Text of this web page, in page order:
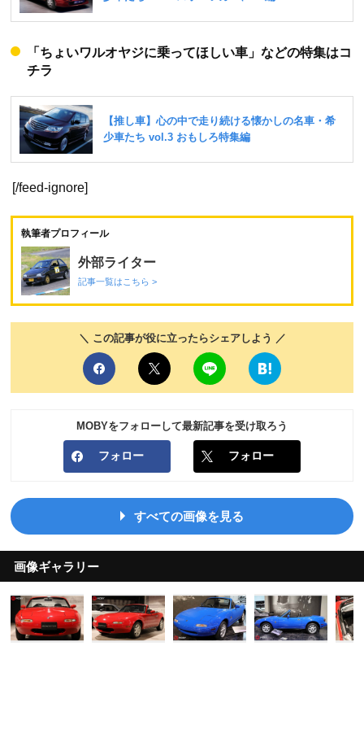
「ちょいワルオヤジに乗ってほしい車」などの特集はコ
チラ
[/feed-ignore]
執筆者プロフィール
外部ライター
記事一覧はこちら >
＼ この記事が役に立ったらシェアしよう ／
MOBYをフォローして最新記事を受け取ろう
フォロー フォロー
すべての画像を見る
画像ギャラリー